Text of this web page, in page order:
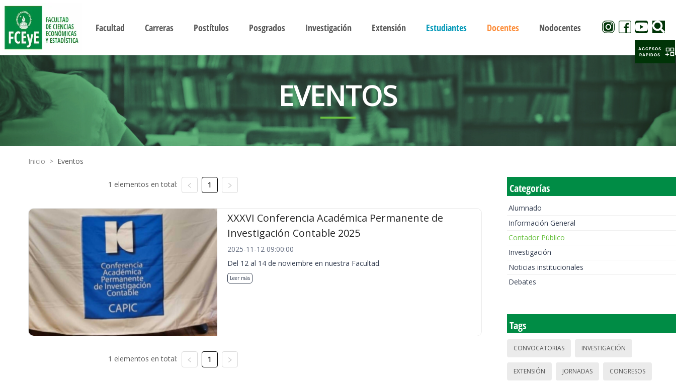
Facultad Carreras Postítulos Posgrados Investigación Extensión Estudiantes Docentes Nodocentes
EVENTOS
Inicio > Eventos
1 elementos en total: 1
XXXVI Conferencia Académica Permanente de
Investigación Contable 2025
2025-11-12 09:00:00
Del 12 al 14 de noviembre en nuestra Facultad.
Leer más
1 elementos en total: 1
Categorías
Alumnado
Información General
Contador Público
Investigación
Noticias institucionales
Debates
Tags
CONVOCATORIAS INVESTIGACIÓN
EXTENSIÓN JORNADAS CONGRESOS
ACCESOS
RAPIDOS